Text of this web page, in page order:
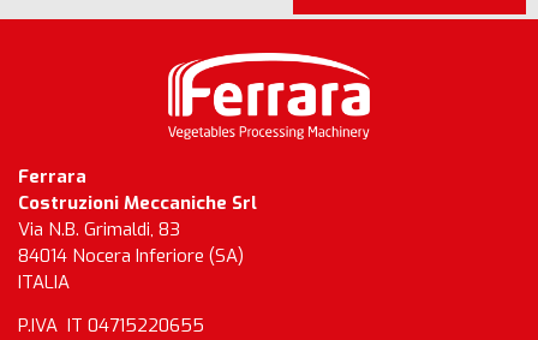
Ferrara
Costruzioni Meccaniche Srl
Via N.B. Grimaldi, 83
84014 Nocera Inferiore (SA)
ITALIA
P.IVA IT 04715220655